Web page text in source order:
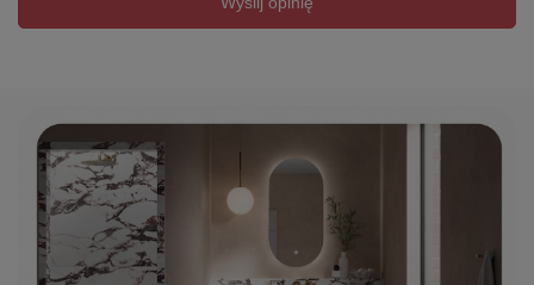
Zgodność z normą EN198
Opcjonalnie: Coloroterapia i napełnianie przez
Marka
Seria
HYDROMASAŻ SYSTEMY
Rozmiar
170x70x47 cm
Długość
1700 mm
Szerokość
700 mm
Wysokość
470 mm